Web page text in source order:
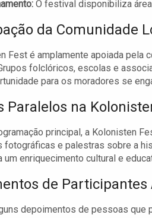
O festival disponibiliza
da Comunidade
Fest é amplamente apoiada pela
folclóricos, escolas e
para os moradores se
Paralelos na
principal, a Kolonisten
e palestras sobre a
um enriquecimento cultural e
de Participantes
depoimentos de pessoas